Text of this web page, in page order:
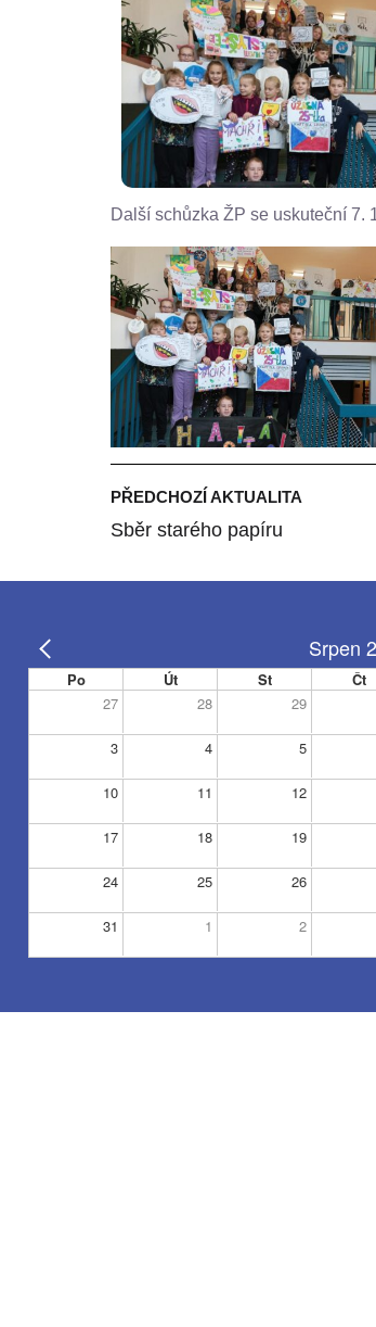
Další schůzka ŽP se uskuteční 7.
PŘEDCHOZÍ AKTUALITA
Sběr starého papíru
Srpen
Po Út St Čt
27
28 29
3 4 5
10 11 12
17 18 19
24 25 26
31 1 2